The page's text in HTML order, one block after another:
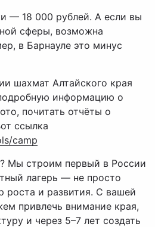
— 18 000 рублей. А если вы
сферы, возможна
в Барнауле это минус
шахмат Алтайского края
информацию о
почитать отчёты о
ссылка
camp
Мы строим первый в России
лагерь — не просто
роста и развития. С вашей
привлечь внимание края,
и через 5–7 лет создать